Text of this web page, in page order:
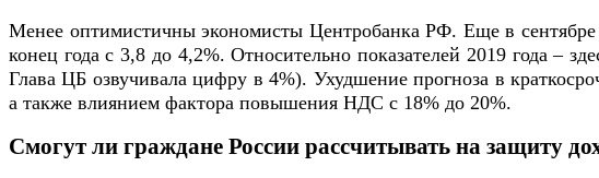
Менее оптимистичны экономисты Центробанка РФ. Еще в сентябре
конец года с 3,8 до 4,2%. Относительно показателей 2019 года –
Глава ЦБ озвучивала цифру в 4%). Ухудшение прогноза в
а также влиянием фактора повышения НДС с 18% до 20%.
Смогут ли граждане России рассчитывать на защиту